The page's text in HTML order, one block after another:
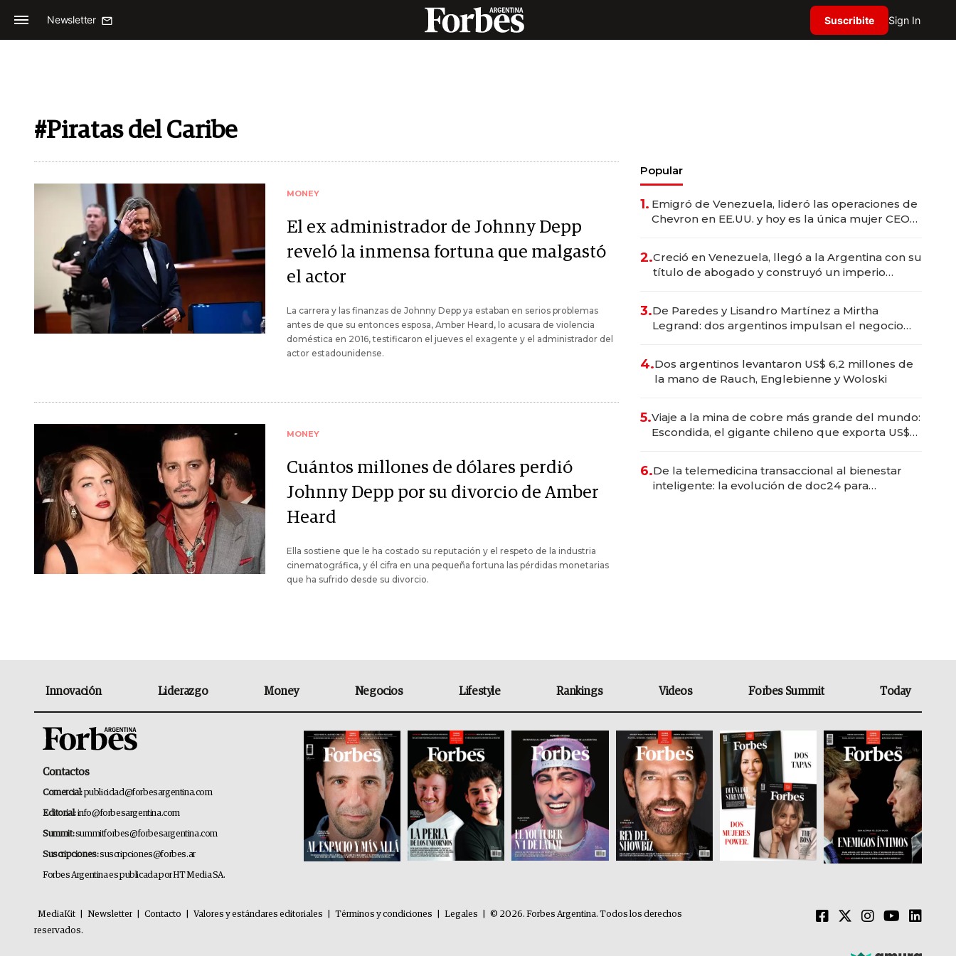
Newsletter Suscribite Sign In
#Piratas del Caribe
MONEY
El ex administrador de Johnny Depp
reveló la inmensa fortuna que malgastó
el actor
La carrera y las finanzas de Johnny Depp ya estaban en serios problemas
antes de que su entonces esposa, Amber Heard, lo acusara de violencia
doméstica en 2016, testificaron el jueves el exagente y el administrador del
actor estadounidense.
MONEY
Cuántos millones de dólares perdió
Johnny Depp por su divorcio de Amber
Heard
Ella sostiene que le ha costado su reputación y el respeto de la industria
cinematográfica, y él cifra en una pequeña fortuna las pérdidas monetarias
que ha sufrido desde su divorcio.
Popular
1. Emigró de Venezuela, lideró las operaciones de
Chevron en EE.UU. y hoy es la única mujer CEO
2.Creció en Venezuela, llegó a la Argentina con su
título de abogado y construyó un imperio
3.De Paredes y Lisandro Martínez a Mirtha
Legrand: dos argentinos impulsan el negocio
4.Dos argentinos levantaron US$ 6,2 millones de
la mano de Rauch, Englebienne y Woloski
5.Viaje a la mina de cobre más grande del mundo:
Escondida, el gigante chileno que exporta US$
6.De la telemedicina transaccional al bienestar
inteligente: la evolución de doc24 para
Innovación Liderazgo Money Negocios Lifestyle Rankings Videos Forbes Summit Today
Contactos
Comercial:publicidad@forbesargentina.com
Editorial:info@forbesargentina.com
Summit:summitforbes@forbesargentina.com
Suscripciones:suscripciones@forbes.ar
Forbes Argentina es publicada por HT Media SA.
MediaKit Newsletter Contacto Valores y estándares editoriales Términos y condiciones Legales
© 2026. Forbes Argentina. Todos los derechos
reservados.